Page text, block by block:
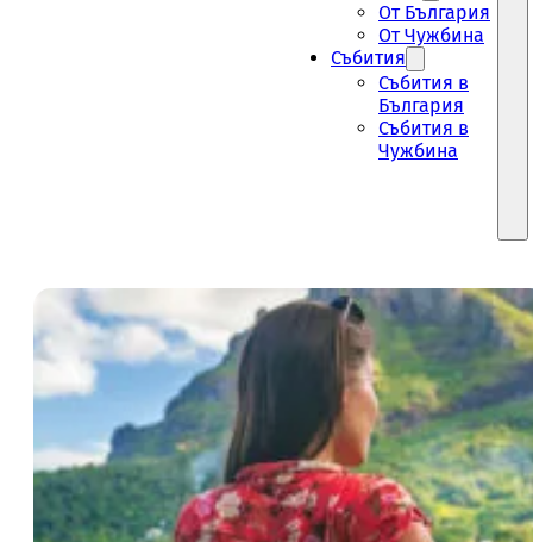
От България
От Чужбина
Събития
Събития в
България
Събития в
Чужбина